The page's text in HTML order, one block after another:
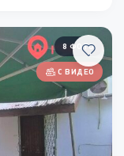
8 ФОТО
С ВИДЕО